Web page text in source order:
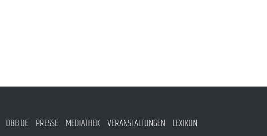
DBB.DE PRESSE MEDIATHEK VERANSTALTUNGEN LEXIKON